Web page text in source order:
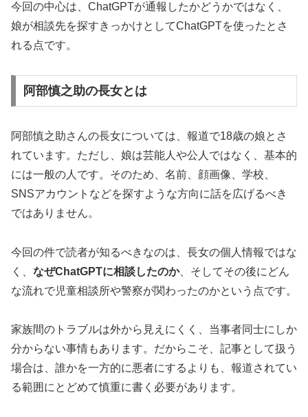
今回の中心は、ChatGPTが通報したかどうかではなく、
娘が相談先を探すきっかけとしてChatGPTを使ったとさ
れる点です。
阿部慎之助の長女とは
阿部慎之助さんの長女については、報道で18歳の娘とさ
れています。ただし、娘は芸能人や公人ではなく、基本的
には一般の人です。そのため、名前、顔画像、学校、
SNSアカウントなどを探すような方向に話を広げるべき
ではありません。
今回の件で読者が知るべきなのは、長女の個人情報ではな
く、 なぜChatGPTに相談したのか、そしてその後にどん
な流れで児童相談所や警察が関わったのかという点です。
家族間のトラブルは外から見えにくく、当事者同士にしか
分からない事情もあります。だからこそ、記事として扱う
場合は、誰かを一方的に悪者にするよりも、報道されてい
る範囲にとどめて慎重に書く必要があります。